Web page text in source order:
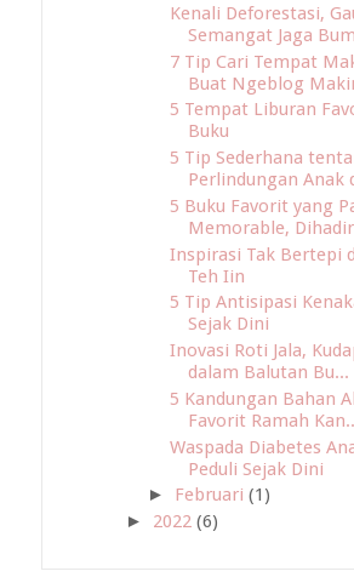
Kenali Deforestasi,
Semangat Jaga
7 Tip Cari Tempat
Buat Ngeblog
5 Tempat Liburan
Buku
5 Tip Sederhana
Perlindungan Anak
5 Buku Favorit yang
Memorable,
Inspirasi Tak Bertepi
Teh Iin
5 Tip Antisipasi
Sejak Dini
Inovasi Roti Jala,
dalam Balutan Bu...
5 Kandungan Bahan
Favorit Ramah
Waspada Diabetes
Peduli Sejak Dini
► Februari (1)
► 2022 (6)